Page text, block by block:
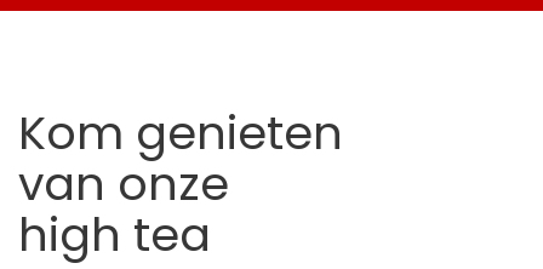
Kom genieten
van onze
high tea